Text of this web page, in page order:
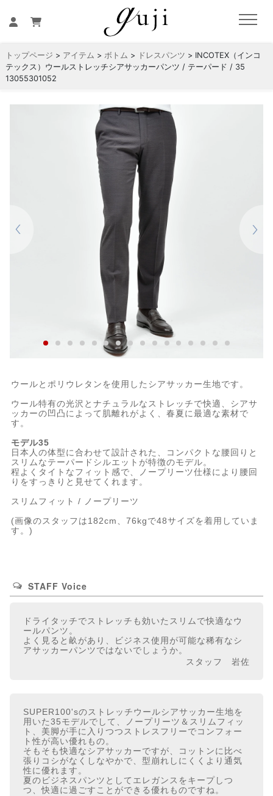
トップページ > アイテム > ボトム > ドレスパンツ > INCOTEX（インコ
テックス）ウールストレッチシアサッカーパンツ / テーパード / 35
13055301052
ウールとポリウレタンを使用したシアサッカー生地です。
ウール特有の光沢とナチュラルなストレッチで快適、シアサ
ッカーの凹凸によって肌離れがよく、春夏に最適な素材で
す。
モデル35
日本人の体型に合わせて設計された、コンパクトな腰回りと
スリムなテーパードシルエットが特徴のモデル。
程よくタイトなフィット感で、ノープリーツ仕様により腰回
りをすっきりと見せてくれます。
スリムフィット / ノープリーツ
(画像のスタッフは182cm、76kgで48サイズを着用していま
す。)
STAFF Voice
ドライタッチでストレッチも効いたスリムで快適なウ
ールパンツ。
よく見ると畝があり、ビジネス使用が可能な稀有なシ
アサッカーパンツではないでしょうか。
スタッフ 岩佐
SUPER100'sのストレッチウールシアサッカー生地を
用いた35モデルでして、ノープリーツ＆スリムフィッ
ト、美脚が手に入りつつストレスフリーでコンフォー
ト性が高い優れもの。
そもそも快適なシアサッカーですが、コットンに比べ
張りコシがなくしなやかで、型崩れしにくくより通気
性に優れます。
夏のビジネスパンツとしてエレガンスをキープしつ
つ、快適に過ごすことができる優れものですね。